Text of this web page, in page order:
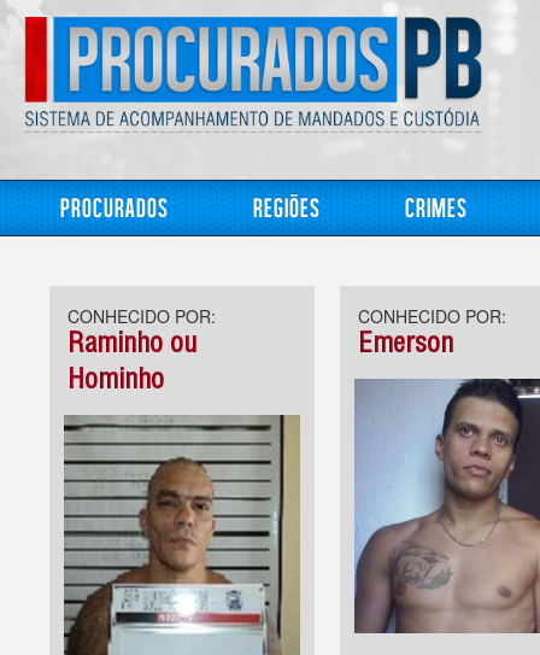
Procurados Regiões Crimes
CONHECIDO POR:
Raminho ou
Hominho
CONHECIDO POR:
Emerson